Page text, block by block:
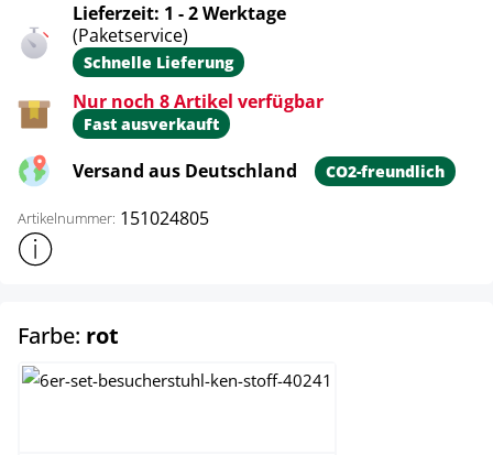
Lieferzeit: 1 - 2 Werktage
(Paketservice)
Schnelle Lieferung
Nur noch 8 Artikel verfügbar
Fast ausverkauft
Versand aus Deutschland CO2-freundlich
Artikelnummer: 151024805
Weitere Produktinformationen anzeigen
Farbe: rot